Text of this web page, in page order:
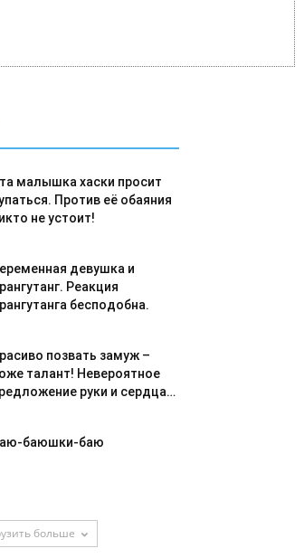
малышка хаски просит
Против её обаяния
не устоит!
девушка и
Реакция
бесподобна.
позвать замуж –
талант! Невероятное
руки и сердца…
баюшки-баю
больше